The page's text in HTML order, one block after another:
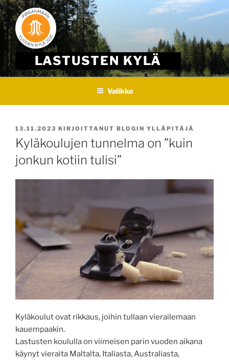
Skip
to
content
LASTUSTEN KYLÄ
Valikko
JULKAISTU
13.11.2023 KIRJOITTANUT BLOGIN YLLÄPITÄJÄ
Kyläkoulujen tunnelma on ”kuin
jonkun kotiin tulisi”
Kyläkoulut ovat rikkaus, joihin tullaan vierailemaan
kauempaakin.
Lastusten koululla on viimeisen parin vuoden aikana
käynyt vieraita Maltalta, Italiasta, Australiasta,